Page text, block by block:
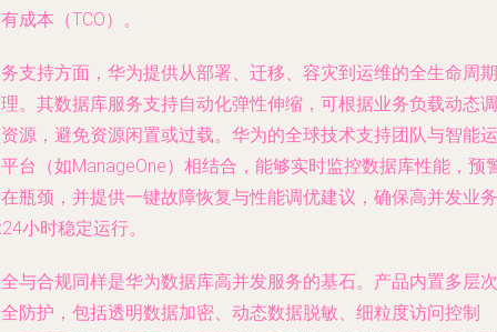
成本（TCO）。
支持方面，华为提供从部署、迁移、容灾到运维的全生命周期
。其数据库服务支持自动化弹性伸缩，可根据业务负载动态调
源，避免资源闲置或过载。华为的全球技术支持团队与智能运
台（如ManageOne）相结合，能够实时监控数据库性能，预
瓶颈，并提供一键故障恢复与性能调优建议，确保高并发业务
小时稳定运行。
与合规同样是华为数据库高并发服务的基石。产品内置多层次
防护，包括透明数据加密、动态数据脱敏、细粒度访问控制